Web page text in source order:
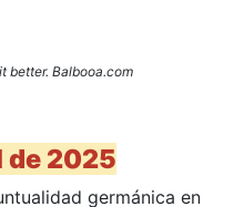
better. Balbooa.com
de 2025
germánica en